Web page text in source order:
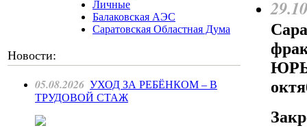
Личные
Балаковская АЭС
Саратовская Областная Дума
Новости:
05.08.2026 УХОД ЗА РЕБЁНКОМ – В
ТРУДОВОЙ СТАЖ